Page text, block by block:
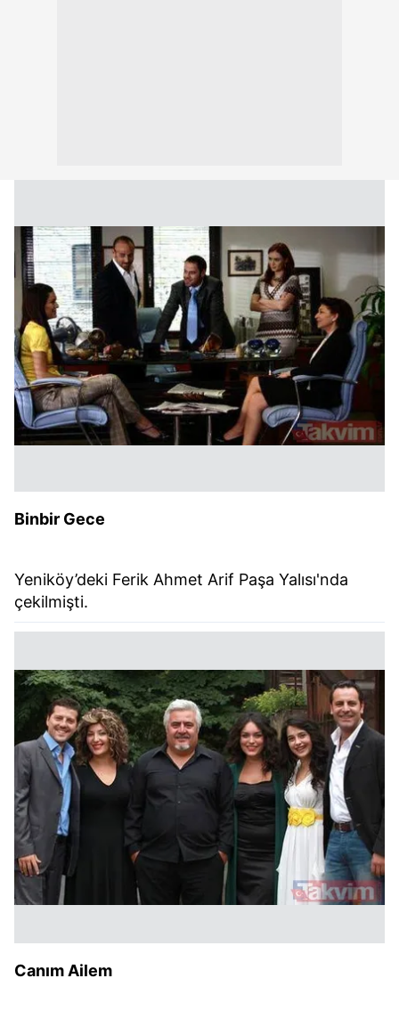
Binbir Gece
Yeniköy’deki Ferik Ahmet Arif Paşa Yalısı'nda
çekilmişti.
Canım Ailem